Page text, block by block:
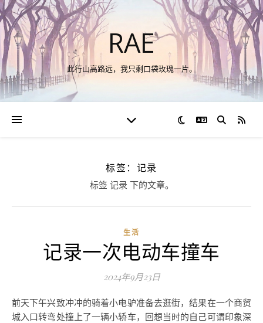
RAE
此行山高路远，我只剩口袋玫瑰一片。
切换语言RSS
标签：记录
标签 记录 下的文章。
生活
记录一次电动车撞车
2024年9月23日
前天下午兴致冲冲的骑着小电驴准备去逛街，结果在一个商贸
城入口转弯处撞上了一辆小轿车，回想当时的自己可谓印象深